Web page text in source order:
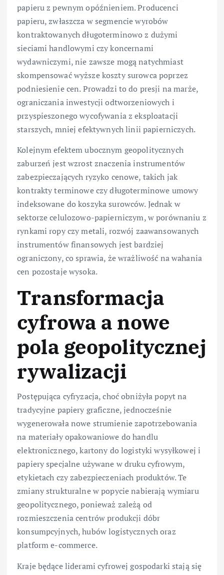
papieru z pewnym opóźnieniem. Producenci
papieru, zwłaszcza w segmencie wyrobów
kontraktowanych długoterminowo z dużymi
sieciami handlowymi czy koncernami
wydawniczymi, nie zawsze mogą natychmiast
skompensować wyższe koszty surowca poprzez
podniesienie cen. Prowadzi to do presji na marże,
ograniczania inwestycji odtworzeniowych i
przyspieszonego wycofywania z eksploatacji
starszych, mniej efektywnych linii papierniczych.
Kolejnym efektem ubocznym geopolitycznych
zaburzeń jest wzrost znaczenia instrumentów
zabezpieczających ryzyko cenowe, takich jak
kontrakty terminowe czy długoterminowe umowy
indeksowane do koszyka surowców. Jednak w
sektorze celulozowo-papierniczym, w porównaniu z
rynkami ropy czy metali, rozwój zaawansowanych
instrumentów finansowych jest bardziej
ograniczony, co sprawia, że wrażliwość na wahania
cen pozostaje wysoka.
Transformacja
cyfrowa a nowe
pola geopolitycznej
rywalizacji
Postępująca cyfryzacja, choć obniżyła popyt na
tradycyjne papiery graficzne, jednocześnie
wygenerowała nowe strumienie zapotrzebowania
na materiały opakowaniowe do handlu
elektronicznego, kartony do logistyki wysyłkowej i
papiery specjalne używane w druku cyfrowym,
etykietach czy zabezpieczeniach produktów. Te
zmiany strukturalne w popycie nabierają wymiaru
geopolitycznego, ponieważ zależą od
rozmieszczenia centrów produkcji dóbr
konsumpcyjnych, hubów logistycznych oraz
platform e-commerce.
Kraje będące liderami cyfrowej gospodarki stają się